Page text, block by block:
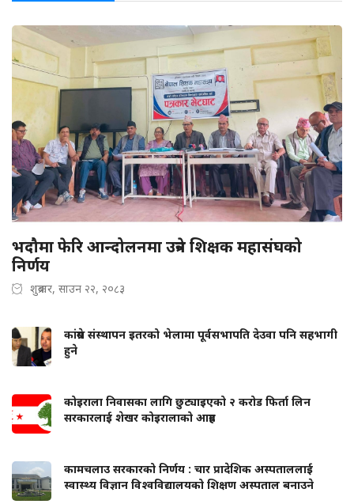
भदौमा फेरि आन्दोलनमा उत्रने शिक्षक महासंघको
निर्णय
शुक्रबार, साउन २२, २०८३
कांग्रेस संस्थापन इतरको भेलामा पूर्वसभापति देउवा पनि सहभागी
हुने
कोइराला निवासका लागि छुट्याइएको २ करोड फिर्ता लिन
सरकारलाई शेखर कोइरालाको आग्रह
कामचलाउ सरकारको निर्णय : चार प्रादेशिक अस्पताललाई
स्वास्थ्य विज्ञान विश्वविद्यालयको शिक्षण अस्पताल बनाउने